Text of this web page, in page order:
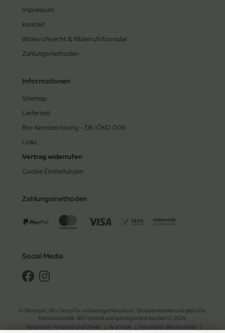
Impressum
Kontakt
Widerrufsrecht & Widerrufsformular
Zahlungsmethoden
Informationen
Sitemap
Lieferzeit
Bio-Kennzeichnung - DE-ÖKO 006
Links
Vertrag widerrufen
Cookie Einstellungen
Zahlungsmethoden
Social Media
e-Biomarkt, Bio-Shop für vollwertige Naturkost, Biolebensmittel und geprüfte
Naturkosmetik. BIO schnell und günstig online kaufen! © 2026
Naturkost-Antipasti und Oliven
| Ayurveda | Naturkost-Backzutaten |